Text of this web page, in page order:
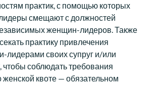
практик, с помощью которых
смещают с должностей
женщин-лидеров. Также
практику привлечения
лидерами своих супруг и/или
чтобы соблюдать требования
женской квоте — обязательном